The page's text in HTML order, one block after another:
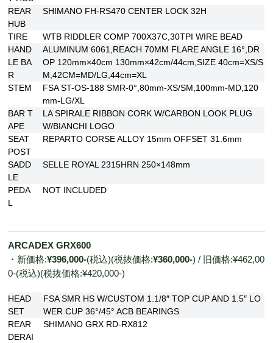
REAR
HUB
SHIMANO FH-RS470 CENTER LOCK 32H
TIRE
WTB RIDDLER COMP 700X37C,30TPI WIRE BEAD
HAND
LE BA
R
ALUMINUM 6061,REACH 70MM FLARE ANGLE 16°,DR
OP 120mm×40cm 130mm×42cm/44cm,SIZE 40cm=XS/S
M,42CM=MD/LG,44cm=XL
STEM
FSA ST-OS-188 SMR-0°,80mm-XS/SM,100mm-MD,120
mm-LG/XL
BAR T
APE
LA SPIRALE RIBBON CORK W/CARBON LOOK PLUG
W/BIANCHI LOGO
SEAT
POST
REPARTO CORSE ALLOY 15mm OFFSET 31.6mm
SADD
LE
SELLE ROYAL 2315HRN 250×148mm
PEDA
L
NOT INCLUDED
ARCADEX GRX600
・新価格:¥396,000-(税込)(税抜価格:¥360,000-) / 旧価格:¥462,00
0-(税込)(税抜価格:¥420,000-)
HEAD
SET
FSA SMR HS W/CUSTOM 1.1/8″ TOP CUP AND 1.5″ LO
WER CUP 36°/45° ACB BEARINGS
REAR
DERAI
SHIMANO GRX RD-RX812